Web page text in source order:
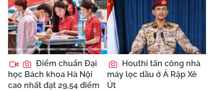
Điểm chuẩn Đại
học Bách khoa Hà Nội
cao nhất đạt 29,54 điểm
Houthi tấn công nhà
máy lọc dầu ở Ả Rập Xê
Út